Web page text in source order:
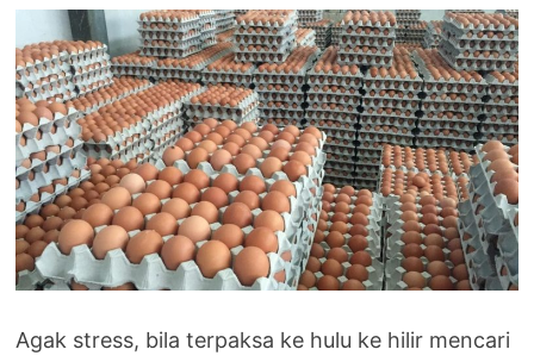
Agak stress, bila terpaksa ke hulu ke hilir mencari